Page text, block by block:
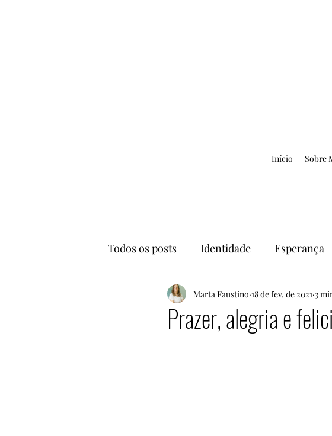
Início Sobre
Todos os posts Identidade Esperança
Logoterapia Felicidade
Prazer, alegria e
Marta Faustino 18 de fev. de 2021 3